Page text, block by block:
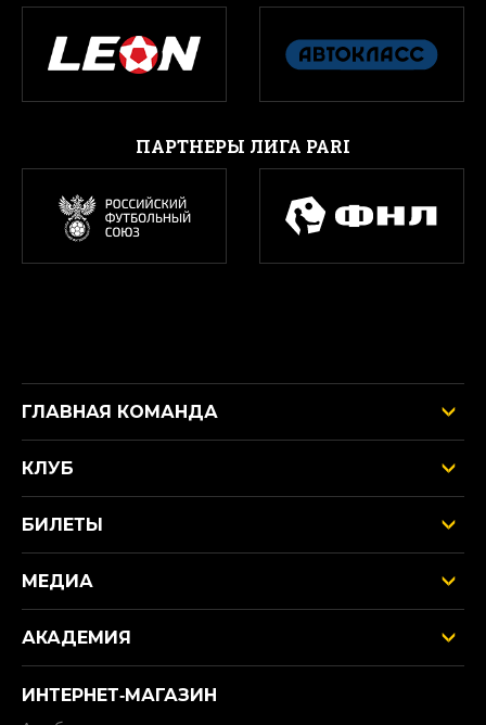
ПАРТНЕРЫ ЛИГА PARI
ГЛАВНАЯ КОМАНДА
КЛУБ
БИЛЕТЫ
МЕДИА
АКАДЕМИЯ
ИНТЕРНЕТ‑МАГАЗИН